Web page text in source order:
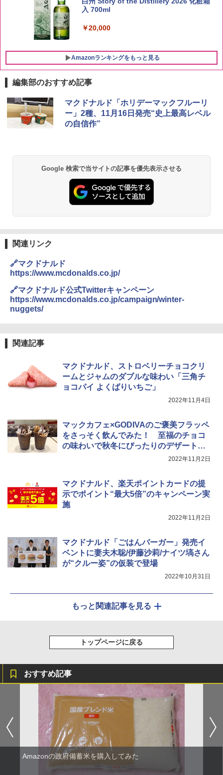
￥3,274
入 700ml
￥20,000
Amazonランキングをもっと見る
1
チキンラーメン どんぶり 85g×12個 日清
食品 インスタント カップ麺
￥1,939
【公式】ブタメン とんこつ味 35g×15個
麺 小腹 インスタント アウトドアにも ロ
ーリングストック 大人買い おやつカン
パニー
￥1,451
カップヌードル カップヌードルPRO し
ょうゆ 高たんぱく&低糖質 さらに塩分控
￥3,103
1
シャープ 過熱水蒸気 オーブンレンジ 23
L 1段調理 ホワイト RE-WF232-W シン
プル操作 コンパクト 一人暮らし 二人暮
らし らくチン!（絶対湿度）センサー ノ
【セット買い】[山善] スチームオーブン
レンジ 25L 一人暮らし 二人暮らし フラ
ットテーブル スチーム調理 自動メニュ
￥26,470
3
￥26,130
TOSHIBA(東芝) スチームオーブンレン
ジ 赤外線センサー ノンフライ調理 簡単
お手入れ 小型 新生活 一人暮らし 二人暮
らし ファミリー
5
シャープ ウォーターオーブン ヘルシオ
編集部のおすすめ記事
マクドナルド「ホリデーマックフルーリ
ー」2種、11月16日発売“史上最高レベル
の自信作”
Google 検索で当サイトの記事を優先表示させる
関連リンク
🔗マクドナルド
https://www.mcdonalds.co.jp/
🔗マクドナルド公式Twitterキャンペーン
https://www.mcdonalds.co.jp/campaign/winter-
nuggets/
関連記事
マクドナルド、ストロベリーチョコクリ
ームとジャムのダブルな味わい「三角チ
ョコパイ よくばりいちご」
2022年11月4日
マックカフェ×GODIVAのご褒美フラッペ
をさっそく飲んでみた！ 至福のチョコ
の味わいで秋冬にぴったりのデザートド
2022年11月2日
マクドナルド、楽天ポイントカードの提
示でポイント“最大5倍”のキャンペーン実
施
2022年11月2日
マクドナルド「ごはんバーガー」発売イ
ベントに妻夫木聡/伊藤沙莉/ナイツ塙さん
が“クルー姿”の仮装で登場
2022年10月31日
もっと関連記事を見る
トップページに戻る
おすすめ記事
Amazonの政府備蓄米を購入してみた